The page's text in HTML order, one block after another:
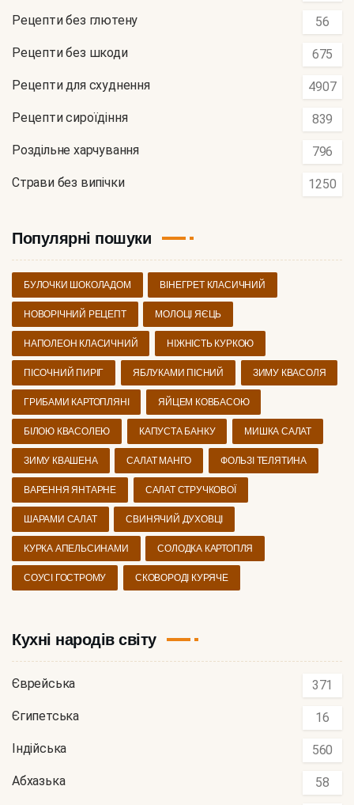
Рецепти без глютену 56
Рецепти без шкоди 675
Рецепти для схуднення 4907
Рецепти сироїдіння 839
Роздільне харчування 796
Страви без випічки 1250
Популярні пошуки
БУЛОЧКИ ШОКОЛАДОМ ВІНЕГРЕТ КЛАСИЧНИЙ
НОВОРІЧНИЙ РЕЦЕПТ МОЛОЦІ ЯЄЦЬ
НАПОЛЕОН КЛАСИЧНИЙ НІЖНІСТЬ КУРКОЮ
ПІСОЧНИЙ ПИРІГ ЯБЛУКАМИ ПІСНИЙ ЗИМУ КВАСОЛЯ
ГРИБАМИ КАРТОПЛЯНІ ЯЙЦЕМ КОВБАСОЮ
БІЛОЮ КВАСОЛЕЮ КАПУСТА БАНКУ МИШКА САЛАТ
ЗИМУ КВАШЕНА САЛАТ МАНГО ФОЛЬЗІ ТЕЛЯТИНА
ВАРЕННЯ ЯНТАРНЕ САЛАТ СТРУЧКОВОЇ
ШАРАМИ САЛАТ СВИНЯЧИЙ ДУХОВЦІ
КУРКА АПЕЛЬСИНАМИ СОЛОДКА КАРТОПЛЯ
СОУСІ ГОСТРОМУ СКОВОРОДІ КУРЯЧЕ
Кухні народів світу
Єврейська 371
Єгипетська 16
Індійська 560
Абхазька 58